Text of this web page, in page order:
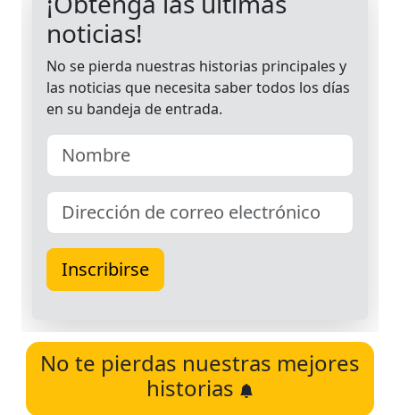
No te pierdas nuestras mejores
historias